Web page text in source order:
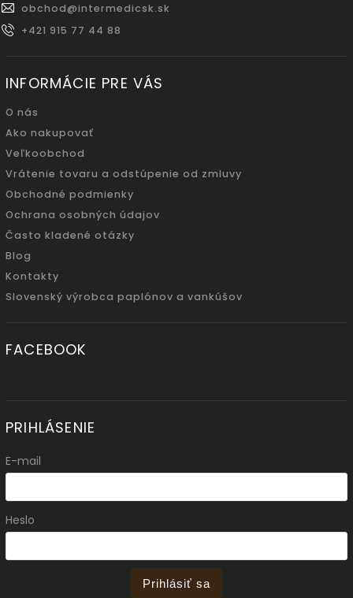
obchod@intermedicsk.sk
+421 915 77 44 88
INFORMÁCIE PRE VÁS
O nás
Ako nakupovať
Veľkoobchod
Vrátenie tovaru a odstúpenie od zmluvy
Obchodné podmienky
Ochrana osobných údajov
Často kladené otázky
Blog
Kontakty
Slovenský výrobca paplónov a vankúšov
FACEBOOK
PRIHLÁSENIE
E-mail
Heslo
Prihlásiť sa